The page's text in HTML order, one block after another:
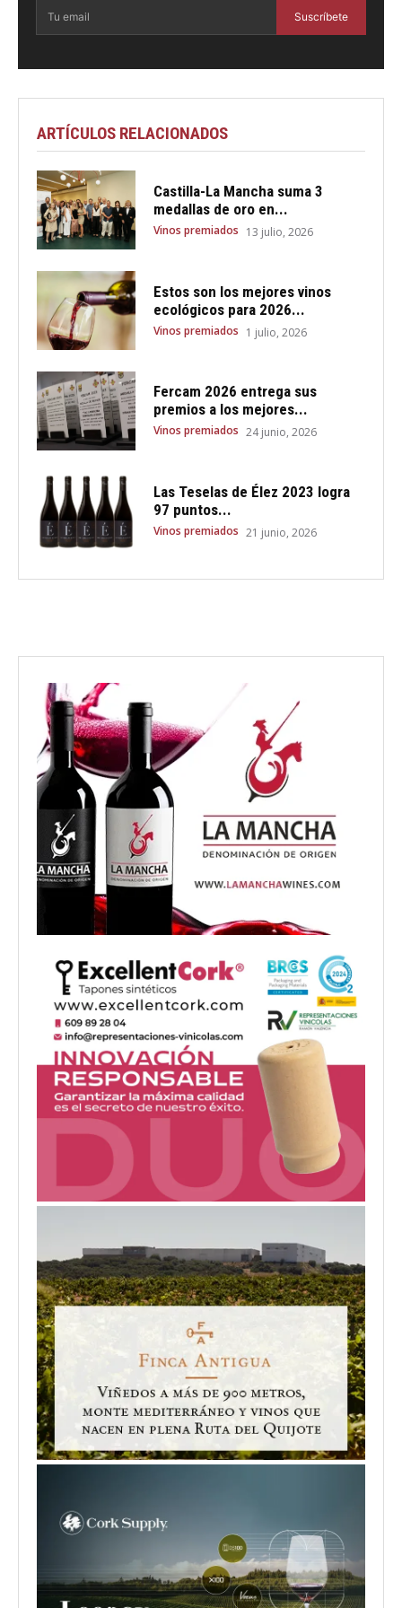
Suscríbete
ARTÍCULOS RELACIONADOS
Castilla-La Mancha suma 3
medallas de oro en...
Vinos premiados 13 julio, 2026
Estos son los mejores vinos
ecológicos para 2026...
Vinos premiados 1 julio, 2026
Fercam 2026 entrega sus
premios a los mejores...
Vinos premiados 24 junio, 2026
Las Teselas de Élez 2023 logra
97 puntos...
Vinos premiados 21 junio, 2026